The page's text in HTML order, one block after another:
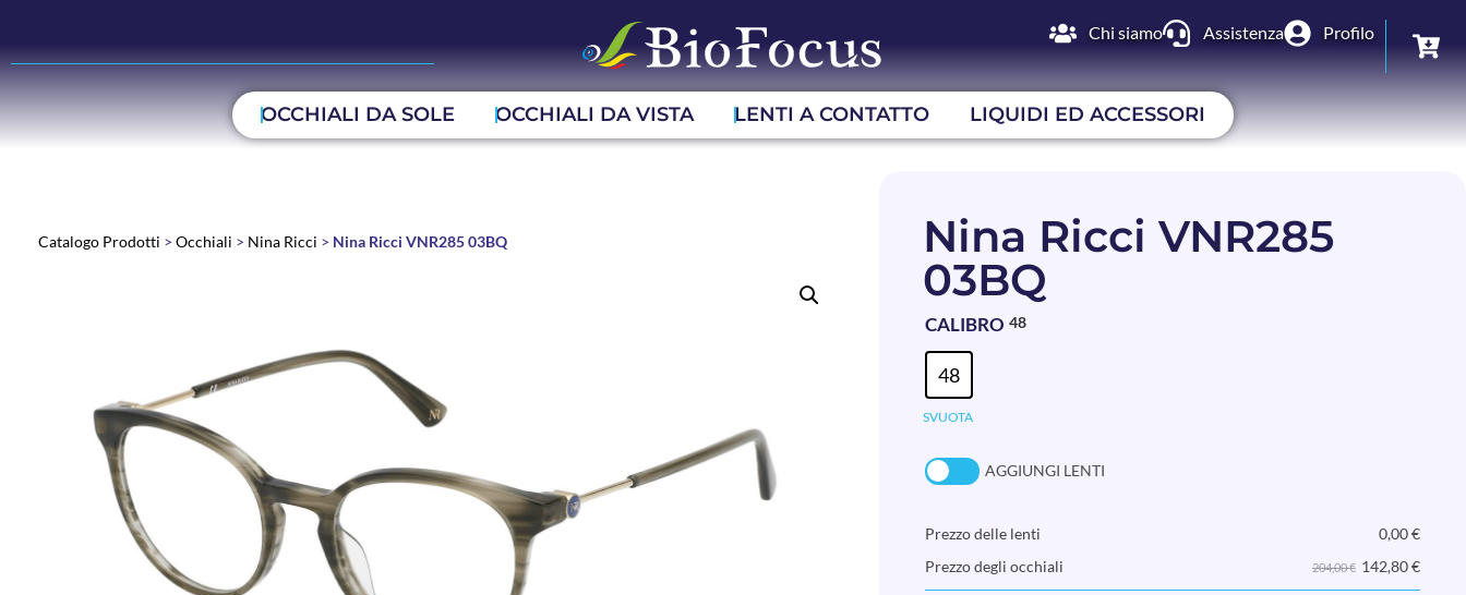
Chi siamo Assistenza Profilo
OCCHIALI DA SOLE OCCHIALI DA VISTA LENTI A CONTATTO LIQUIDI ED ACCESSORI
Catalogo Prodotti > Occhiali > Nina Ricci > Nina Ricci VNR285 03BQ
Nina Ricci VNR285
03BQ
CALIBRO 48
48
SVUOTA
AGGIUNGI LENTI
Prezzo delle lenti 0,00€
Prezzo degli occhiali
204,00 € 142,80€